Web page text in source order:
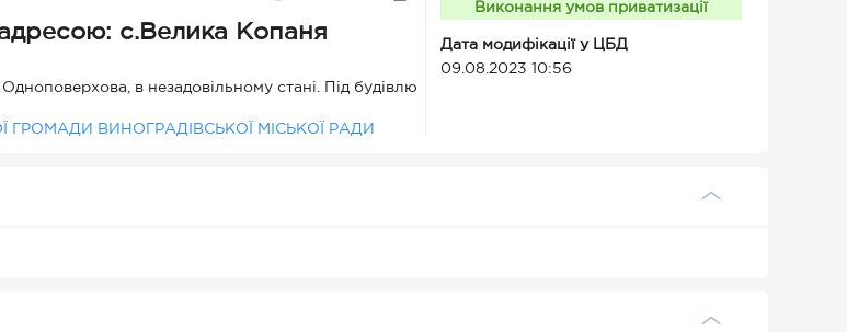
в незадовільному стані. Під будівлю
ВИНОГРАДІВСЬКОЇ МІСЬКОЇ РАДИ
Виконання умов приватизації
Дата модифікації у ЦБД
09.08.2023 10:56